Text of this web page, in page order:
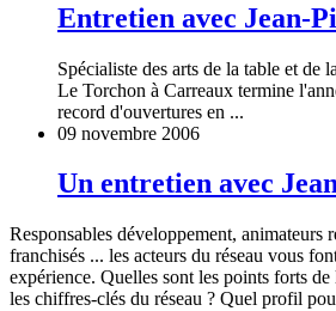
Entretien avec Jean-
Spécialiste des arts de la table et de
Le Torchon à Carreaux termine
record d'ouvertures en ...
09 novembre 2006
Un entretien avec
Responsables développement, animateurs
franchisés ... les acteurs du réseau vous
expérience. Quelles sont les points forts
les chiffres-clés du réseau ? Quel profil